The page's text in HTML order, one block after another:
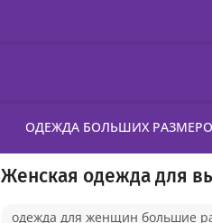
ОДЕЖДА БОЛЬШИХ
Женская одежда для
одежда для женщин большие